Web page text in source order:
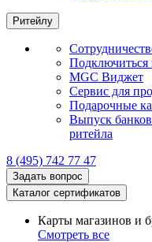
Ритейлу
Подключиться
MGC Виджет
Сервис для
Подарочные
Выпуск
ритейла
8 (495) 742 77 47
Задать вопрос
Каталог сертификатов
Карты магазинов и
Смотреть все